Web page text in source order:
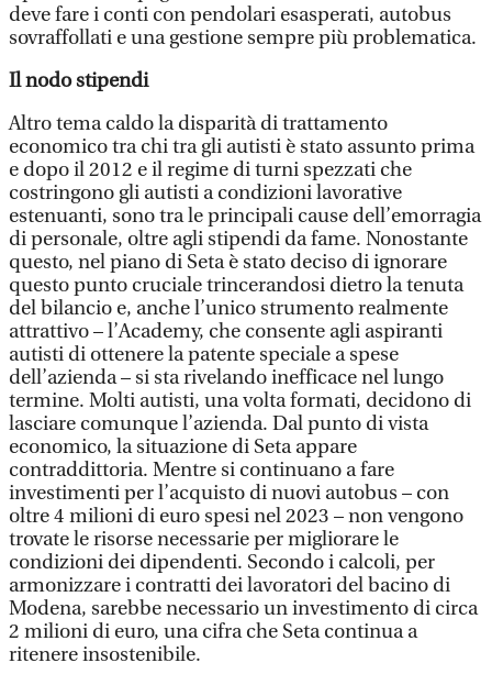
deve fare i conti con pendolari esasperati, autobus
sovraffollati e una gestione sempre più problematica.
Il nodo stipendi
Altro tema caldo la disparità di trattamento
economico tra chi tra gli autisti è stato assunto prima
e dopo il 2012 e il regime di turni spezzati che
costringono gli autisti a condizioni lavorative
estenuanti, sono tra le principali cause dell’emorragia
di personale, oltre agli stipendi da fame. Nonostante
questo, nel piano di Seta è stato deciso di ignorare
questo punto cruciale trincerandosi dietro la tenuta
del bilancio e, anche l’unico strumento realmente
attrattivo – l’Academy, che consente agli aspiranti
autisti di ottenere la patente speciale a spese
dell’azienda – si sta rivelando inefficace nel lungo
termine. Molti autisti, una volta formati, decidono di
lasciare comunque l’azienda. Dal punto di vista
economico, la situazione di Seta appare
contraddittoria. Mentre si continuano a fare
investimenti per l’acquisto di nuovi autobus – con
oltre 4 milioni di euro spesi nel 2023 – non vengono
trovate le risorse necessarie per migliorare le
condizioni dei dipendenti. Secondo i calcoli, per
armonizzare i contratti dei lavoratori del bacino di
Modena, sarebbe necessario un investimento di circa
2 milioni di euro, una cifra che Seta continua a
ritenere insostenibile.